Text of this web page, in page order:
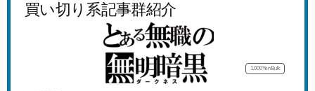
買い切り系記事群紹介
1,000YenBulk